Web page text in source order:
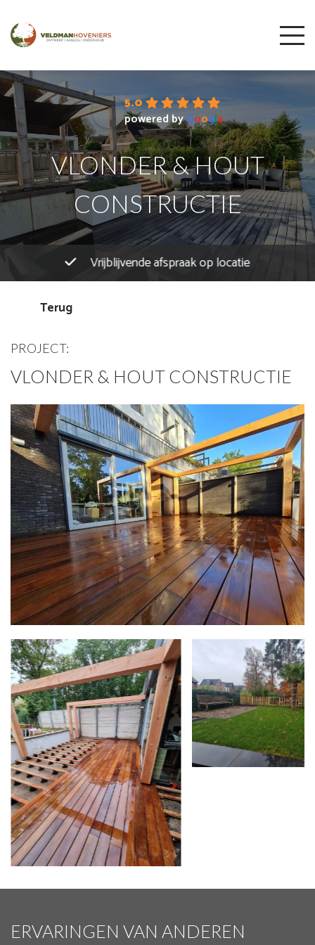
5.0
powered byGoogle
VLONDER & HOUT
CONSTRUCTIE
Vrijblijvende afspraak op locatie
Terug
PROJECT:
VLONDER & HOUT CONSTRUCTIE
ERVARINGEN VAN ANDEREN